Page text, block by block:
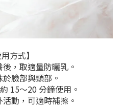
用方式】
，取適量防曬乳。
臉部與頸部。
15～20 分鐘使用。
動，可適時補擦。